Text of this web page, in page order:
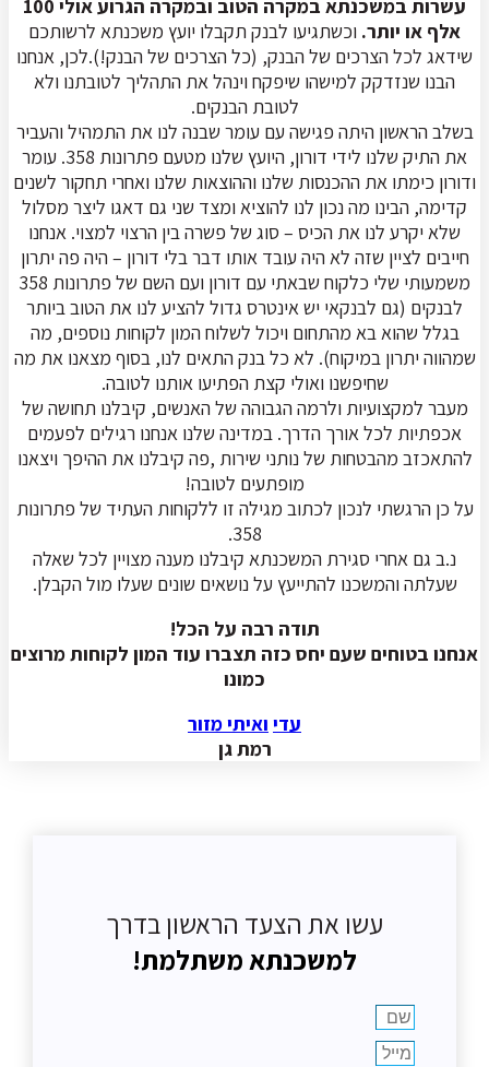
עשרות במשכנתא במקרה הטוב ובמקרה הגרוע אולי 100
אלף או יותר. וכשתגיעו לבנק תקבלו יועץ משכנתא לרשותכם
שידאג לכל הצרכים של הבנק, (כל הצרכים של הבנק!).לכן, אנחנו
הבנו שנזדקק למישהו שיפקח וינהל את התהליך לטובתנו ולא
לטובת הבנקים.
בשלב הראשון היתה פגישה עם עומר שבנה לנו את התמהיל והעביר
את התיק שלנו לידי דורון, היועץ שלנו מטעם פתרונות 358. עומר
ודורון כימתו את ההכנסות שלנו וההוצאות שלנו ואחרי תחקור לשנים
קדימה, הבינו מה נכון לנו להוציא ומצד שני גם דאגו ליצר מסלול
שלא יקרע לנו את הכיס – סוג של פשרה בין הרצוי למצוי. אנחנו
חייבים לציין שזה לא היה עובד אותו דבר בלי דורון – היה פה יתרון
משמעותי שלי כלקוח שבאתי עם דורון ועם השם של פתרונות 358
לבנקים (גם לבנקאי יש אינטרס גדול להציע לנו את הטוב ביותר
בגלל שהוא בא מהתחום ויכול לשלוח המון לקוחות נוספים, מה
שמהווה יתרון במיקוח). לא כל בנק התאים לנו, בסוף מצאנו את מה
שחיפשנו ואולי קצת הפתיעו אותנו לטובה.
מעבר למקצועיות ולרמה הגבוהה של האנשים, קיבלנו תחושה של
אכפתיות לכל אורך הדרך. במדינה שלנו אנחנו רגילים לפעמים
להתאכזב מהבטחות של נותני שירות ,פה קיבלנו את ההיפך ויצאנו
מופתעים לטובה!
על כן הרגשתי לנכון לכתוב מגילה זו ללקוחות העתיד של פתרונות
358.
נ.ב גם אחרי סגירת המשכנתא קיבלנו מענה מצויין לכל שאלה
שעלתה והמשכנו להתייעץ על נושאים שונים שעלו מול הקבלן.
תודה רבה על הכל!
אנחנו בטוחים שעם יחס כזה תצברו עוד המון לקוחות מרוצים
כמונו
עדי ואיתי מזור
רמת גן
עשו את הצעד הראשון בדרך
למשכנתא משתלמת!